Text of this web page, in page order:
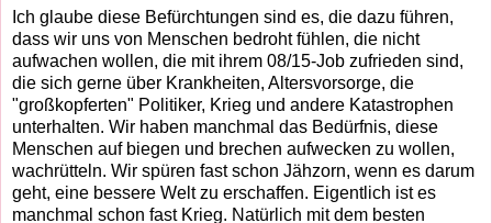
Ich glaube diese Befürchtungen sind es, die dazu führen,
dass wir uns von Menschen bedroht fühlen, die nicht
aufwachen wollen, die mit ihrem 08/15-Job zufrieden sind,
die sich gerne über Krankheiten, Altersvorsorge, die
"großkopferten" Politiker, Krieg und andere Katastrophen
unterhalten. Wir haben manchmal das Bedürfnis, diese
Menschen auf biegen und brechen aufwecken zu wollen,
wachrütteln. Wir spüren fast schon Jähzorn, wenn es darum
geht, eine bessere Welt zu erschaffen. Eigentlich ist es
manchmal schon fast Krieg. Natürlich mit dem besten